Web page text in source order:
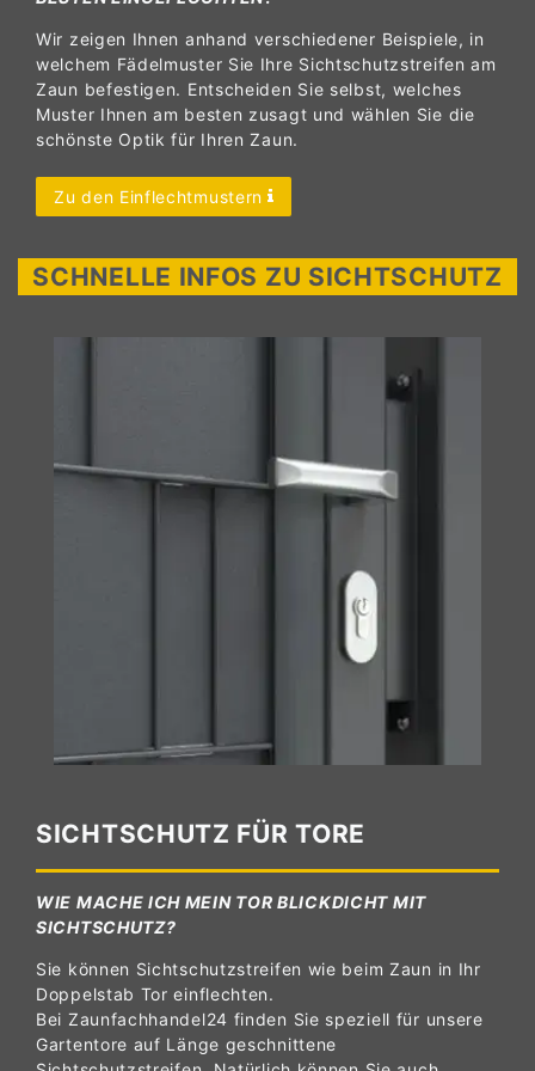
Wir zeigen Ihnen anhand verschiedener Beispiele, in
welchem Fädelmuster Sie Ihre Sichtschutzstreifen am
Zaun befestigen. Entscheiden Sie selbst, welches
Muster Ihnen am besten zusagt und wählen Sie die
schönste Optik für Ihren Zaun.
Zu den Einflechtmustern
SCHNELLE INFOS ZU SICHTSCHUTZ
SICHTSCHUTZ FÜR TORE
WIE MACHE ICH MEIN TOR BLICKDICHT MIT
SICHTSCHUTZ?
Sie können Sichtschutzstreifen wie beim Zaun in Ihr
Doppelstab Tor einflechten.
Bei Zaunfachhandel24 finden Sie speziell für unsere
Gartentore auf Länge geschnittene